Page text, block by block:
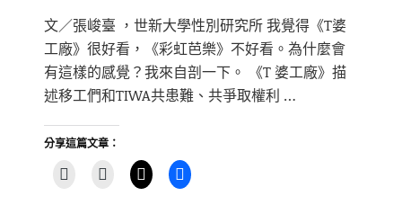
文／張峻臺 ，世新大學性別研究所 我覺得《T婆
工廠》很好看，《彩虹芭樂》不好看。為什麼會
有這樣的感覺？我來自剖一下。 《T 婆工廠》描
述移工們和TIWA共患難、共爭取權利 …
分享這篇文章：